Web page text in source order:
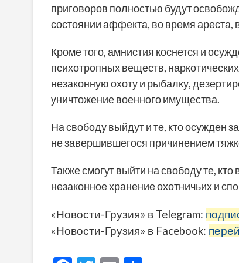
приговоров полностью будут
состоянии аффекта, во время
Кроме того, амнистия коснется и
психотропных веществ,
незаконную охоту и рыбалку,
уничтожение военного имущества.
На свободу выйдут и те, кто осужден
не завершившегося причинением
Также смогут выйти на свободу те,
незаконное хранение охотничьих и
«Новости-Грузия» в Telegram:
«Новости-Грузия» в Facebook: